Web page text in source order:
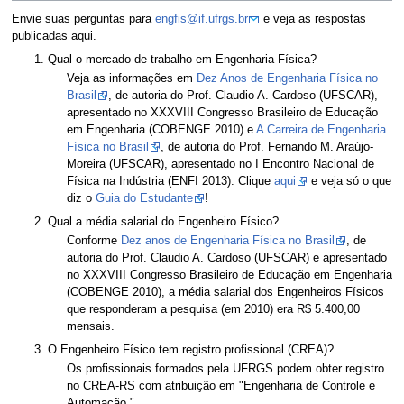
Envie suas perguntas para engfis@if.ufrgs.br
e veja as respostas
publicadas aqui.
Qual o mercado de trabalho em Engenharia Física?
Veja as informações em Dez Anos de Engenharia Física no
Brasil
, de autoria do Prof. Claudio A. Cardoso (UFSCAR),
apresentado no XXXVIII Congresso Brasileiro de Educação
em Engenharia (COBENGE 2010) e A Carreira de Engenharia
Física no Brasil
, de autoria do Prof. Fernando M. Araújo-
Moreira (UFSCAR), apresentado no I Encontro Nacional de
Física na Indústria (ENFI 2013). Clique aqui
e veja só o que
diz o Guia do Estudante
!
Qual a média salarial do Engenheiro Físico?
Conforme Dez anos de Engenharia Física no Brasil
, de
autoria do Prof. Claudio A. Cardoso (UFSCAR) e apresentado
no XXXVIII Congresso Brasileiro de Educação em Engenharia
(COBENGE 2010), a média salarial dos Engenheiros Físicos
que responderam a pesquisa (em 2010) era R$ 5.400,00
mensais.
O Engenheiro Físico tem registro profissional (CREA)?
Os profissionais formados pela UFRGS podem obter registro
no CREA-RS com atribuição em "Engenharia de Controle e